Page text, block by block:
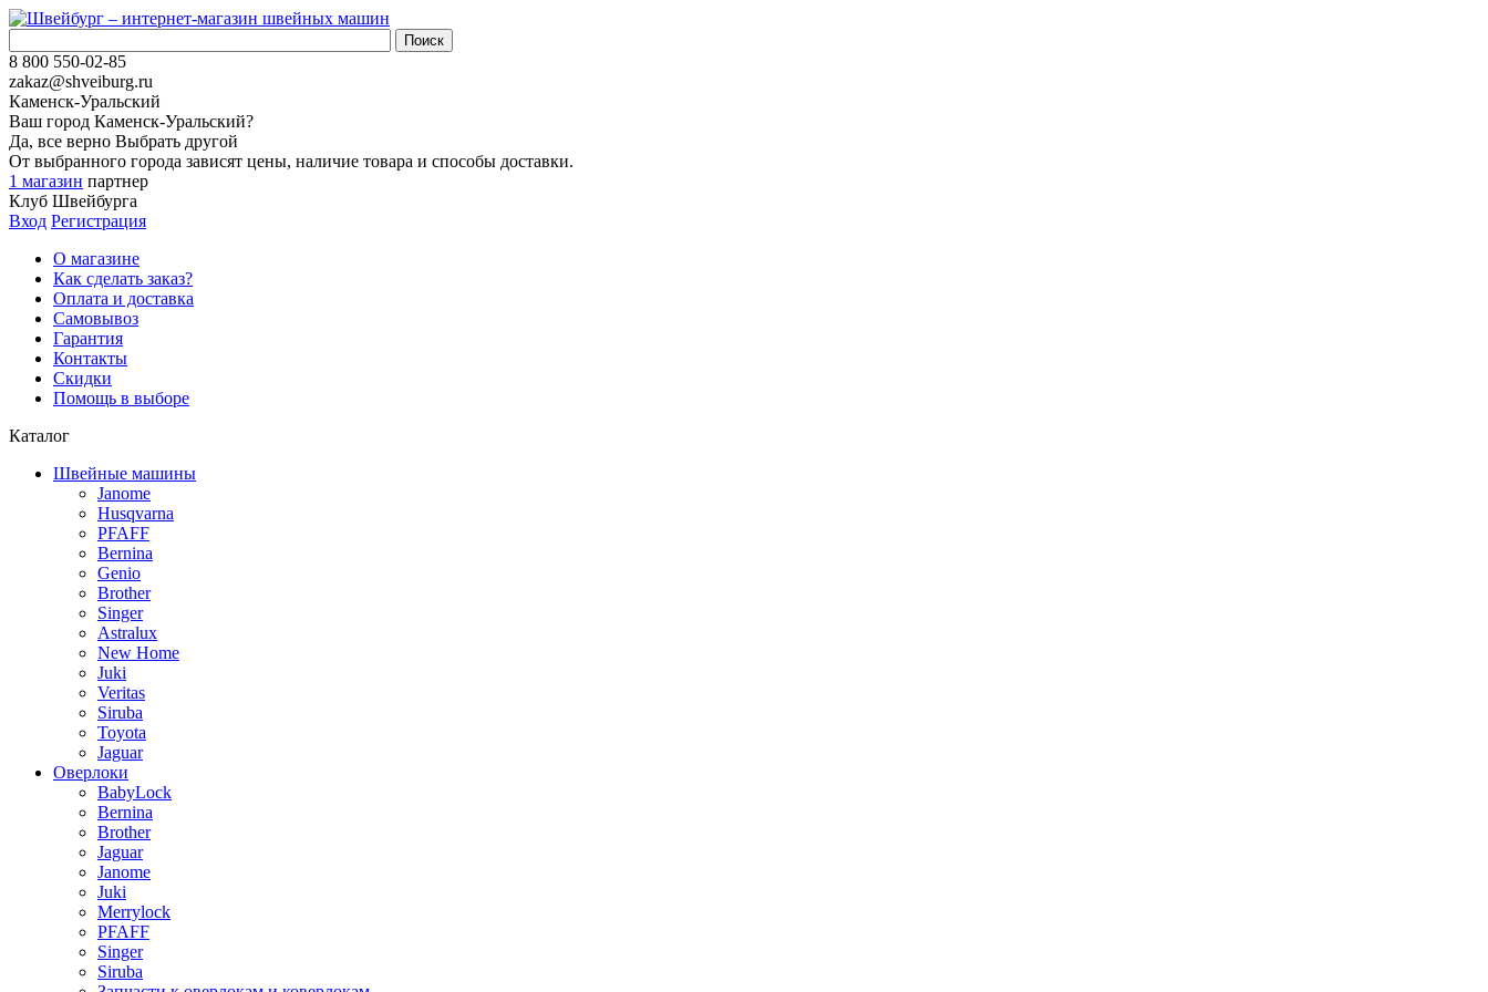
8 800 550-02-85
zakaz@shveiburg.ru
Каменск-Уральский
Ваш город Каменск-Уральский?
Да, все верно Выбрать другой
От выбранного города зависят цены, наличие товара и способы доставки.
1 магазин партнер
Клуб Швейбурга
Вход Регистрация
О магазине
Как сделать заказ?
Оплата и доставка
Самовывоз
Гарантия
Контакты
Скидки
Помощь в выборе
Каталог
Швейные машины
Janome
Husqvarna
PFAFF
Bernina
Genio
Brother
Singer
Astralux
New Home
Juki
Veritas
Siruba
Toyota
Jaguar
Оверлоки
BabyLock
Bernina
Brother
Jaguar
Janome
Juki
Merrylock
PFAFF
Singer
Siruba